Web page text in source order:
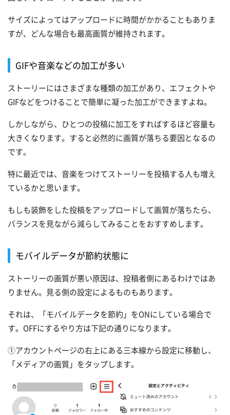
サイズによってはアップロードに時間がかかることもありま
すが、どんな場合も最高画質が維持されます。
GIFや音楽などの加工が多い
ストーリーにはさまざまな種類の加工があり、エフェクトや
GIFなどをつけることで簡単に凝った加工ができますよね。
しかしながら、ひとつの投稿に加工をすればするほど容量も
大きくなります。すると必然的に画質が落ちる要因となるの
です。
特に最近では、音楽をつけてストーリーを投稿する人も増え
ているかと思います。
もしも装飾をした投稿をアップロードして画質が落ちたら、
バランスを見ながら減らしてみることをおすすめします。
モバイルデータが節約状態に
ストーリーの画質が悪い原因は、投稿者側にあるわけではあ
りません。見る側の設定によるものもあります。
それは、「モバイルデータを節約」をONにしている場合で
す。OFFにするやり方は下記の通りになります。
①アカウントページの右上にある三本線から設定に移動し、
「メディアの画質」をタップします。